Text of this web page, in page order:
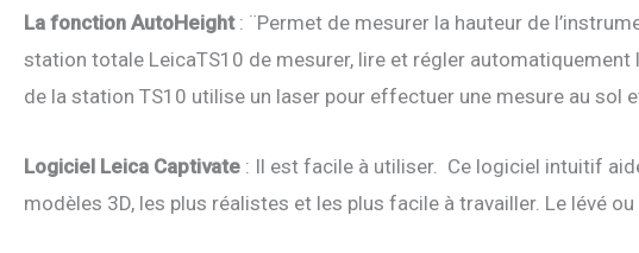
La fonction AutoHeight: ¨Permet de mesurer la hauteur de
station totale LeicaTS10 de mesurer, lire et régler
de la station TS10 utilise un laser pour effectuer une mesure au
Logiciel Leica Captivate : Il est facile à utiliser. Ce logiciel intuitif
modèles 3D, les plus réalistes et les plus facile à travailler. Le lévé